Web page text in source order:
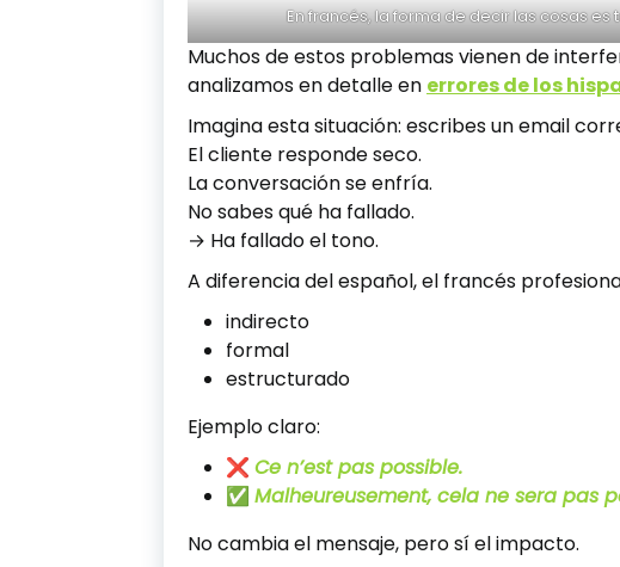
En francés, la forma de decir las cosas
Muchos de estos problemas vienen de
analizamos en detalle en errores de los
Imagina esta situación: escribes un email
El cliente responde seco.
La conversación se enfría.
No sabes qué ha fallado.
→ Ha fallado el tono.
A diferencia del español, el francés
indirecto
formal
estructurado
Ejemplo claro:
❌ Ce n’est pas possible.
✅ Malheureusement, cela ne sera pas
No cambia el mensaje, pero sí el impacto.